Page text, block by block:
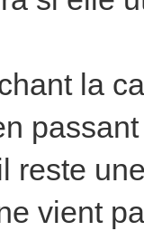
la
reste
vient